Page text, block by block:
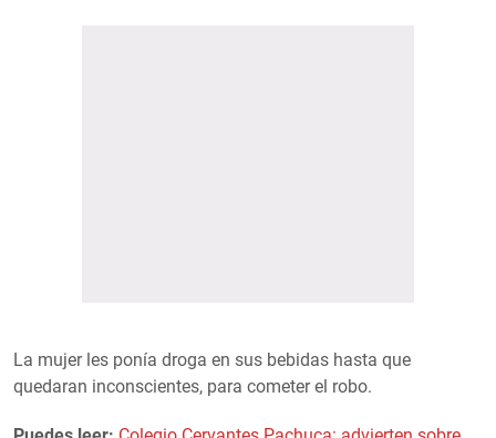
La mujer les ponía droga en sus bebidas hasta que
quedaran inconscientes, para cometer el robo.